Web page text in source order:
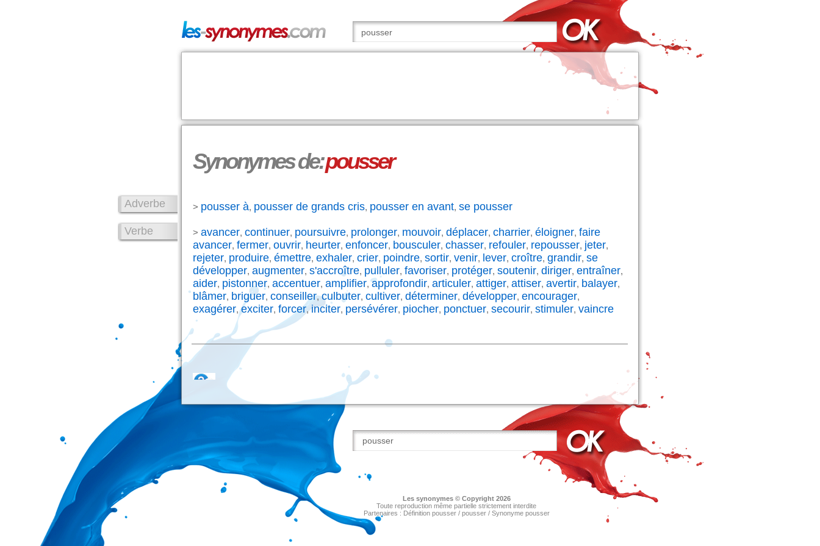
Synonymes de:pousser
Adverbe > pousser à, pousser de grands cris, pousser en avant, se pousser
Verbe
> avancer, continuer, poursuivre, prolonger, mouvoir, déplacer, charrier, éloigner, faire
avancer, fermer, ouvrir, heurter, enfoncer, bousculer, chasser, refouler, repousser, jeter,
rejeter, produire, émettre, exhaler, crier, poindre, sortir, venir, lever, croître, grandir, se
développer, augmenter, s'accroître, pulluler, favoriser, protéger, soutenir, diriger, entraîner,
aider, pistonner, accentuer, amplifier,approfondir, articuler, attiger, attiser, avertir, balayer,
blâmer, briguer, conseiller,culbuter, cultiver, déterminer, développer, encourager,
exagérer,exciter, forcer,inciter, persévérer, piocher, ponctuer, secourir, stimuler, vaincre
Les synonymes© Copyright 2026
Toute reproduction même partielle strictement interdite
Partenaires : Définition pousser/ pousser/ Synonyme pousser